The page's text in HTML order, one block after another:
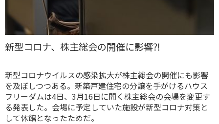
新型コロナ、株主総会の開催に影響⁈
新型コロナウイルスの感染拡大が株主総会の開催にも影響
を及ぼしつつある。新築戸建住宅の分譲を手がけるハウス
フリーダムは4日、3月16日に開く株主総会の会場を変更す
る発表した。会場に予定していた施設が新型コロナ対策と
して休館となったためだ。